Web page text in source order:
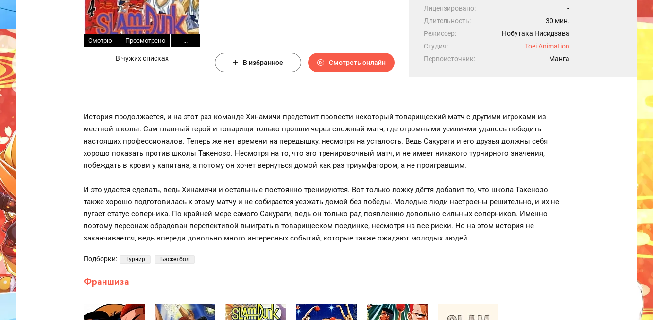
Смотрю Просмотрено ...
В чужих списках
В избранное Смотреть онлайн
Лицензировано:
-
Длительность:
30 мин.
Режиссер:
Нобутака Нисидзава
Студия:
Toei Animation
Первоисточник:
Манга
История продолжается, и на этот раз команде Хинамичи предстоит провести некоторый товарищеский матч с другими игроками из
местной школы. Сам главный герой и товарищи только прошли через сложный матч, где огромными усилиями удалось победить
настоящих профессионалов. Теперь же нет времени на передышку, несмотря на усталость. Ведь Сакураги и его друзья должны себя
хорошо показать против школы Такенозо. Несмотря на то, что это тренировочный матч, и не имеет никакого турнирного значения,
побеждать в крови у капитана, а потому он хочет вернуться домой как раз триумфатором, а не проигравшим.
И это удастся сделать, ведь Хинамичи и остальные постоянно тренируются. Вот только ложку дёгтя добавит то, что школа Такенозо
также хорошо подготовилась к этому матчу и не собирается уезжать домой без победы. Молодые люди настроены решительно, и их не
пугает статус соперника. По крайней мере самого Сакураги, ведь он только рад появлению довольно сильных соперников. Именно
поэтому персонаж обрадован перспективой выиграть в товарищеском поединке, несмотря на все риски. Но на этом история не
заканчивается, ведь впереди довольно много интересных событий, которые также ожидают молодых людей.
Подборки: Турнир Баскетбол
Франшиза